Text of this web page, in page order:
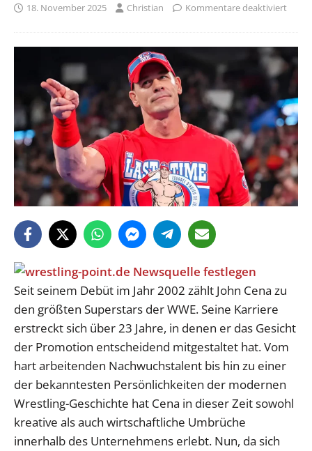
18. November 2025 Christian Kommentare deaktiviert
Seit seinem Debüt im Jahr 2002 zählt John Cena zu
den größten Superstars der WWE. Seine Karriere
erstreckt sich über 23 Jahre, in denen er das Gesicht
der Promotion entscheidend mitgestaltet hat. Vom
hart arbeitenden Nachwuchstalent bis hin zu einer
der bekanntesten Persönlichkeiten der modernen
Wrestling-Geschichte hat Cena in dieser Zeit sowohl
kreative als auch wirtschaftliche Umbrüche
innerhalb des Unternehmens erlebt. Nun, da sich